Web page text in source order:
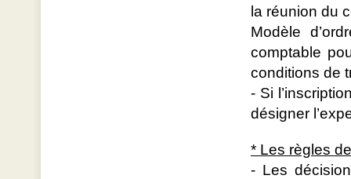
la réunion du
Modèle
comptable
conditions de
- Si
désigner
* Les règles
- Les